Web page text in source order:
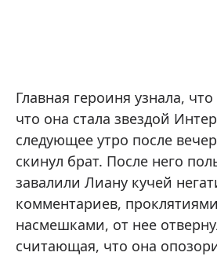
Главная героиня узнала,
что она стала звездой
следующее утро после
скинул брат. После него
завалили Лиану кучей
комментариев,
насмешками, от нее
считающая, что она